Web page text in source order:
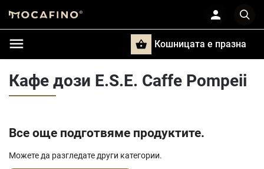
Кошницата e празна
Кафе дози E.S.E. Caffe Pompeii
Все още подготвяме продуктите.
Можете да разгледате други категории.